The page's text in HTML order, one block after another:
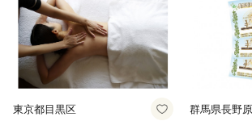
東京都目黒区 群馬県長野